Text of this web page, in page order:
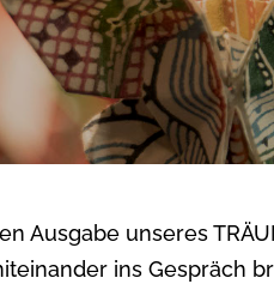
Ausgabe unseres
ins Gespräch